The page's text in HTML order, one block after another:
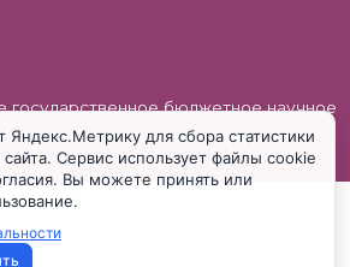
бюджетное научное
коррекционной педагогики»
Яндекс.Метрику для сбора статистики
Сервис использует файлы cookie
Вы можете принять или